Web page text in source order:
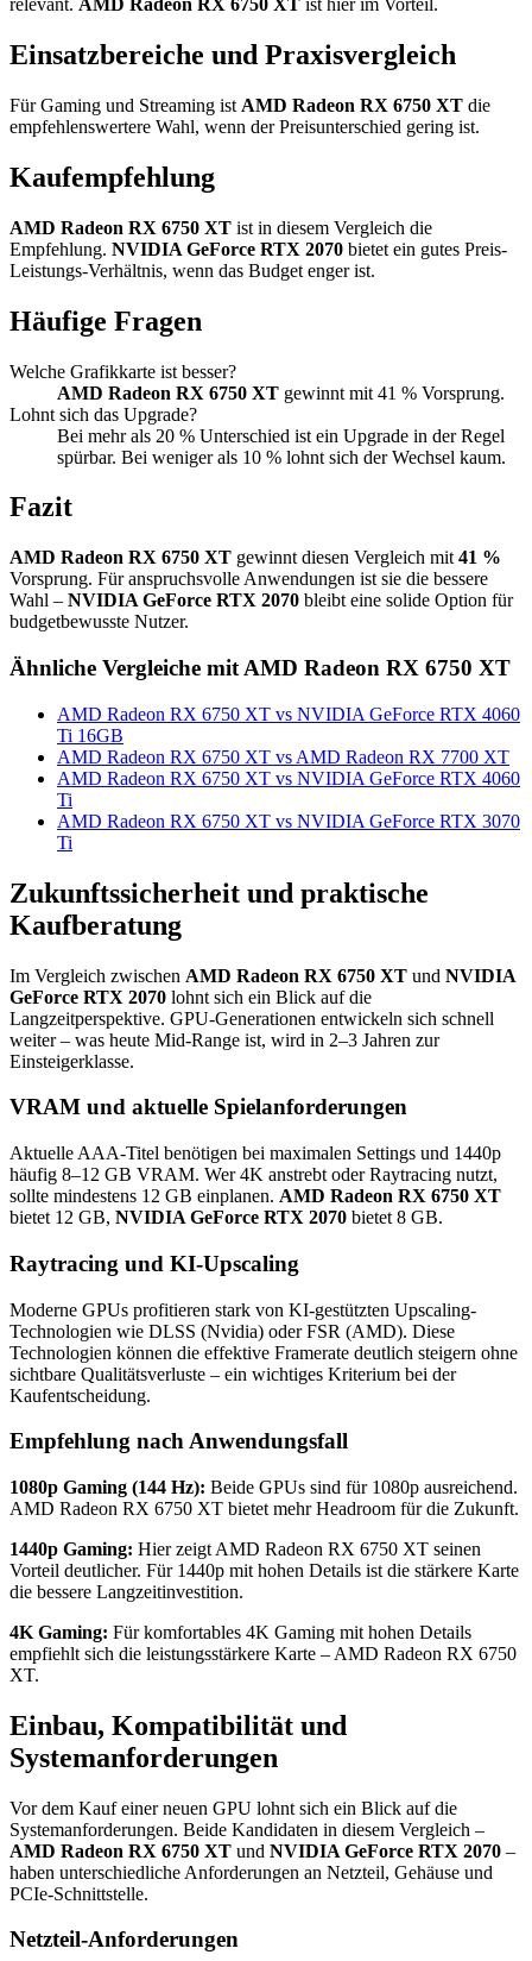
relevant. AMD Radeon RX 6750 XT ist hier im Vorteil.
Einsatzbereiche und Praxisvergleich
Für Gaming und Streaming ist AMD Radeon RX 6750 XT die
empfehlenswertere Wahl, wenn der Preisunterschied gering ist.
Kaufempfehlung
AMD Radeon RX 6750 XT ist in diesem Vergleich die
Empfehlung. NVIDIA GeForce RTX 2070 bietet ein gutes Preis-
Leistungs-Verhältnis, wenn das Budget enger ist.
Häufige Fragen
Welche Grafikkarte ist besser?
AMD Radeon RX 6750 XT gewinnt mit 41 % Vorsprung.
Lohnt sich das Upgrade?
Bei mehr als 20 % Unterschied ist ein Upgrade in der Regel
spürbar. Bei weniger als 10 % lohnt sich der Wechsel kaum.
Fazit
AMD Radeon RX 6750 XT gewinnt diesen Vergleich mit 41 %
Vorsprung. Für anspruchsvolle Anwendungen ist sie die bessere
Wahl – NVIDIA GeForce RTX 2070 bleibt eine solide Option für
budgetbewusste Nutzer.
Ähnliche Vergleiche mit AMD Radeon RX 6750 XT
AMD Radeon RX 6750 XT vs NVIDIA GeForce RTX 4060
Ti 16GB
AMD Radeon RX 6750 XT vs AMD Radeon RX 7700 XT
AMD Radeon RX 6750 XT vs NVIDIA GeForce RTX 4060
Ti
AMD Radeon RX 6750 XT vs NVIDIA GeForce RTX 3070
Ti
Zukunftssicherheit und praktische
Kaufberatung
Im Vergleich zwischen AMD Radeon RX 6750 XT und NVIDIA
GeForce RTX 2070 lohnt sich ein Blick auf die
Langzeitperspektive. GPU-Generationen entwickeln sich schnell
weiter – was heute Mid-Range ist, wird in 2–3 Jahren zur
Einsteigerklasse.
VRAM und aktuelle Spielanforderungen
Aktuelle AAA-Titel benötigen bei maximalen Settings und 1440p
häufig 8–12 GB VRAM. Wer 4K anstrebt oder Raytracing nutzt,
sollte mindestens 12 GB einplanen. AMD Radeon RX 6750 XT
bietet 12 GB, NVIDIA GeForce RTX 2070 bietet 8 GB.
Raytracing und KI-Upscaling
Moderne GPUs profitieren stark von KI-gestützten Upscaling-
Technologien wie DLSS (Nvidia) oder FSR (AMD). Diese
Technologien können die effektive Framerate deutlich steigern ohne
sichtbare Qualitätsverluste – ein wichtiges Kriterium bei der
Kaufentscheidung.
Empfehlung nach Anwendungsfall
1080p Gaming (144 Hz): Beide GPUs sind für 1080p ausreichend.
AMD Radeon RX 6750 XT bietet mehr Headroom für die Zukunft.
1440p Gaming: Hier zeigt AMD Radeon RX 6750 XT seinen
Vorteil deutlicher. Für 1440p mit hohen Details ist die stärkere Karte
die bessere Langzeitinvestition.
4K Gaming: Für komfortables 4K Gaming mit hohen Details
empfiehlt sich die leistungsstärkere Karte – AMD Radeon RX 6750
XT.
Einbau, Kompatibilität und
Systemanforderungen
Vor dem Kauf einer neuen GPU lohnt sich ein Blick auf die
Systemanforderungen. Beide Kandidaten in diesem Vergleich –
AMD Radeon RX 6750 XT und NVIDIA GeForce RTX 2070 –
haben unterschiedliche Anforderungen an Netzteil, Gehäuse und
PCIe-Schnittstelle.
Netzteil-Anforderungen